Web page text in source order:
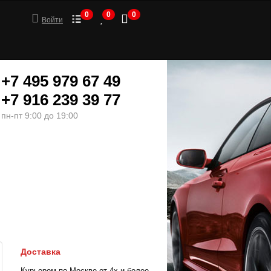
Войти
0 0 0
+7 495 979 67 49
+7 916 239 39 77
пн-пт 9:00 до 19:00
Доставка